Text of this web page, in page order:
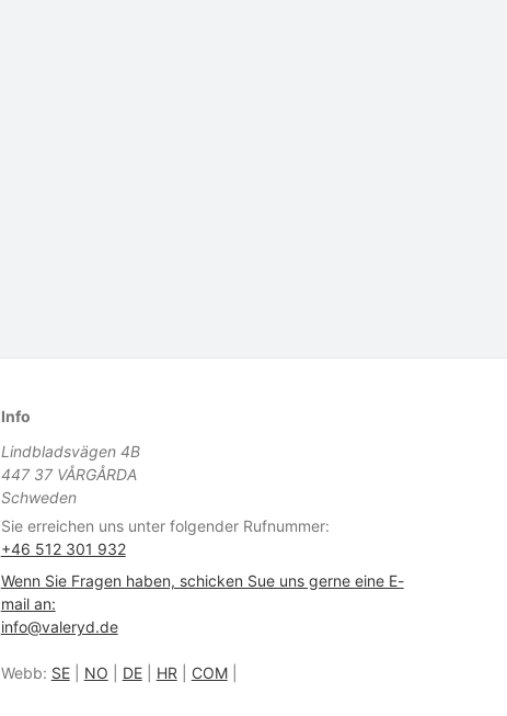
Info
Lindbladsvägen 4B
447 37 VÅRGÅRDA
Schweden
Sie erreichen uns unter folgender Rufnummer:
+46 512 301 932
Wenn Sie Fragen haben, schicken Sue uns gerne eine E-
mail an:
info@valeryd.de
Webb: SE| NO DE| HR COM|